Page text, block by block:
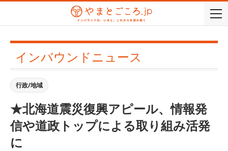
インバウンドニュース
行政/地域
★北海道震災復興アピール、情報発
信や道政トップによる取り組み活発
に